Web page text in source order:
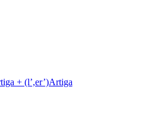
+ (l’,er’)Artiga